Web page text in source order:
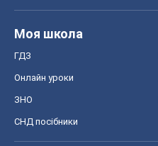
Моя школа
ГДЗ
Онлайн уроки
ЗНО
СНД посібники